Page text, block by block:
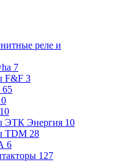
реле и
7
F&F 3
65
10
ЭТК Энергия 10
TDM 28
6
127